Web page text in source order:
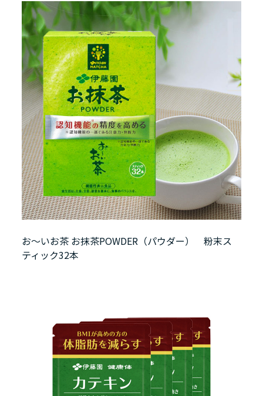
お～いお茶 お抹茶POWDER（パウダー） 粉末ス
ティック32本